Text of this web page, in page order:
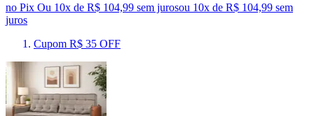
no Pix Ou 10x de R$ 104,99 sem jurosou 10x de R$ 104,99 sem
juros
Cupom R$ 35 OFF